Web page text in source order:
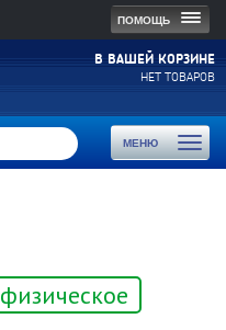
ПОМОЩЬ
В ВАШЕЙ КОРЗИНЕ
НЕТ ТОВАРОВ
МЕНЮ
Toggle
физическое